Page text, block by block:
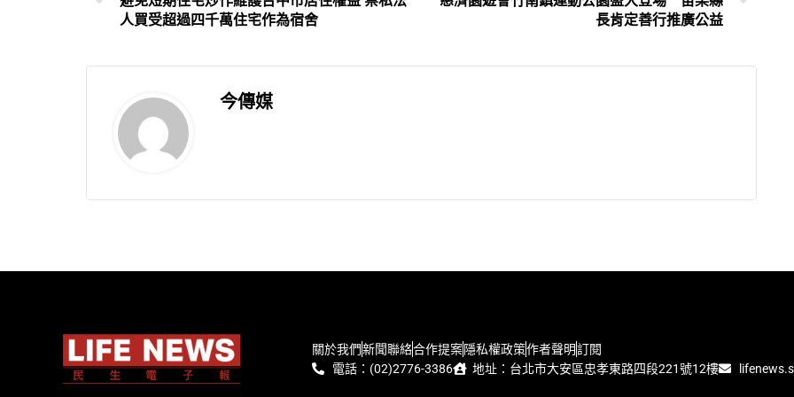
人買受超過四千萬住宅作為宿舍
長肯定善行推廣公益
今傳媒
關於我們新聞聯絡合作提案隱私權政策作者聲明訂閱
電話：(02)2776-3386
地址：台北市大安區忠孝東路四段221號12樓